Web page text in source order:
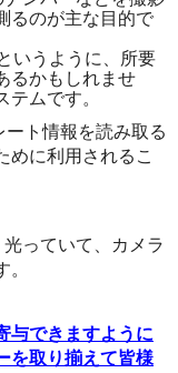
るのが主な目的で
いうように、所要
るかもしれませ
ムです。
ト情報を読み取る
めに利用されるこ
っていて、カメラ
与できますように
を取り揃えて皆様